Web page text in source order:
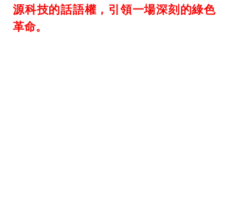
源科技的話語權，引領一場深刻的綠色
革命。